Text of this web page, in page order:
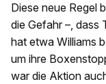
Diese neue Regel
die Gefahr –, dass
hat etwa Williams
um ihre
war die Aktion